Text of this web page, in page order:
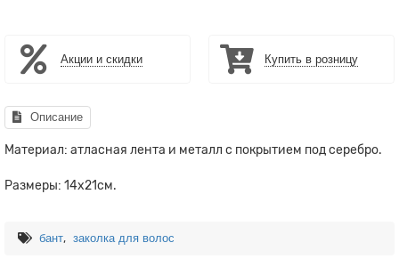
Акции и скидки Купить в розницу
Описание
Материал: атласная лента и металл с покрытием под серебро.
Размеры: 14х21см.
бант, заколка для волос